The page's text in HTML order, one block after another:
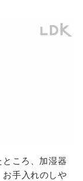
ころ、加湿器
手入れのしや